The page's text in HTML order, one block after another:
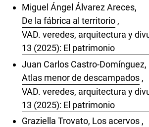
Miguel Ángel Álvarez Areces,
De la fábrica al territorio ,
VAD. veredes, arquitectura y
13 (2025): El patrimonio
Juan Carlos Castro-Domínguez,
Atlas menor de descampados ,
VAD. veredes, arquitectura y
13 (2025): El patrimonio
Graziella Trovato, Los acervos ,